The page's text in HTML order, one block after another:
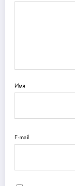
Имя
E-mail